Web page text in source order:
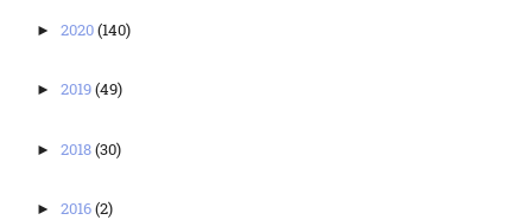
► 2020(140)
► 2019(49)
► 2018(30)
► 2016(2)